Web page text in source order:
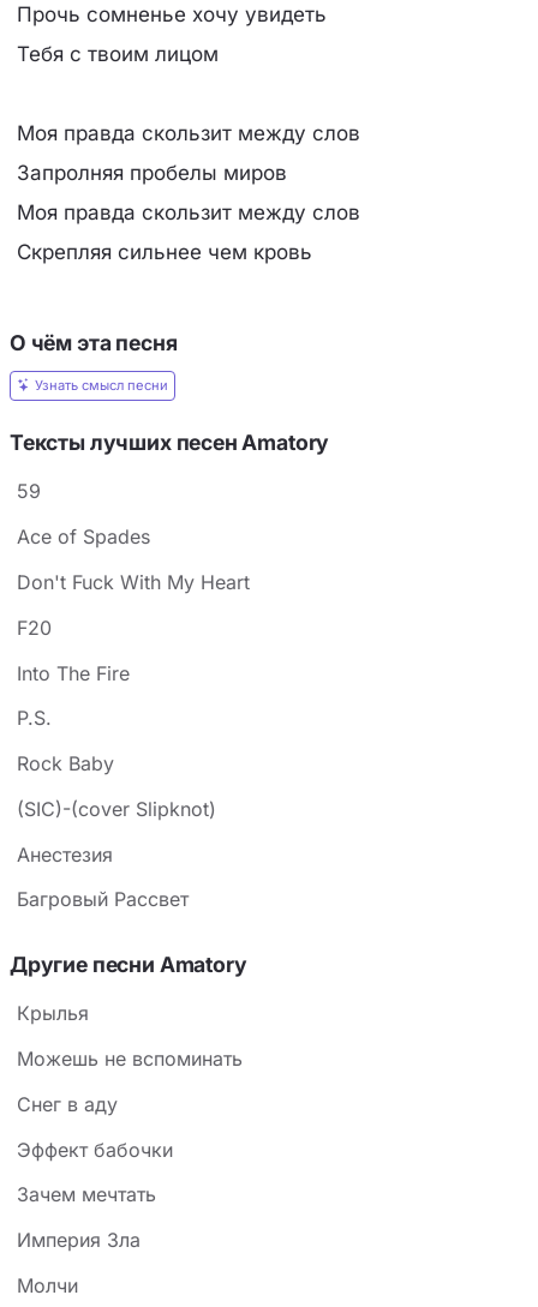
Прочь сомненье хочу увидеть
Тебя с твоим лицом
Моя правда скользит между слов
Запролняя пробелы миров
Моя правда скользит между слов
Скрепляя сильнее чем кровь
О чём эта песня
Узнать смысл песни
Тексты лучших песен Amatory
59
Ace of Spades
Don't Fuck With My Heart
F20
Into The Fire
P.S.
Rock Baby
(SIC)-(cover Slipknot)
Анестезия
Багровый Рассвет
Другие песни Amatory
Крылья
Можешь не вспоминать
Снег в аду
Эффект бабочки
Зачем мечтать
Империя Зла
Молчи